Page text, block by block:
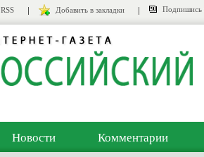
RSS Добавить в закладки Подпишись
Новости Комментарии